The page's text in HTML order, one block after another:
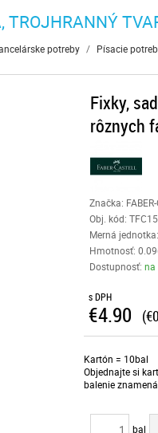
TROJHRANNÝ
potreby / Písacie
Fixky,
rôznych
Značka: FABER-
Obj. kód:
Merná
Hmotnosť:
Dostupnosť: na
s DPH
€4.90
Kartón = 10bal
Objednajte si
balenie
bal